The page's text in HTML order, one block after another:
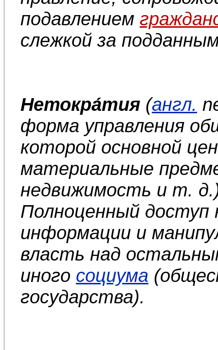
подавлением
слежкой за
Нетокра́тия (англ.
форма управления
которой основной
материальные
недвижимость и т.
Полноценный доступ
информации и
власть над
иного социума
государства).